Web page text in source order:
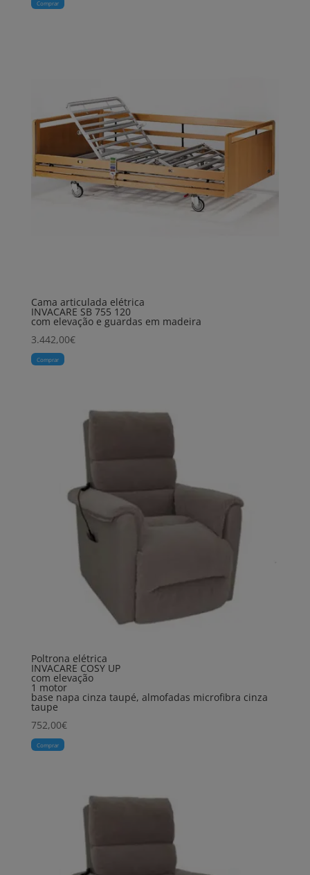
Comprar
Cama articulada elétrica
INVACARE SB 755 120
com elevação e guardas em madeira
3.442,00€
Comprar
Poltrona elétrica
INVACARE COSY UP
com elevação
1 motor
base napa cinza taupé, almofadas microfibra cinza
taupe
752,00€
Comprar